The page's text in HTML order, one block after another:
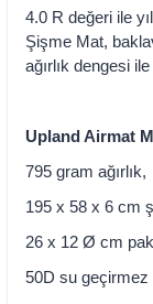
4.0 R değeri ile
Şişme Mat,
ağırlık dengesi
Upland Airmat
795 gram ağırlık,
195 x 58 x 6 cm
26 x 12 Ø cm
50D su geçirmez